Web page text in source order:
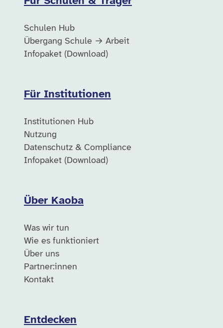
Schulen Hub
Übergang Schule → Arbeit
Infopaket (Download)
Für Institutionen
Institutionen Hub
Nutzung
Datenschutz & Compliance
Infopaket (Download)
Über Kaoba
Was wir tun
Wie es funktioniert
Über uns
Partner:innen
Kontakt
Entdecken